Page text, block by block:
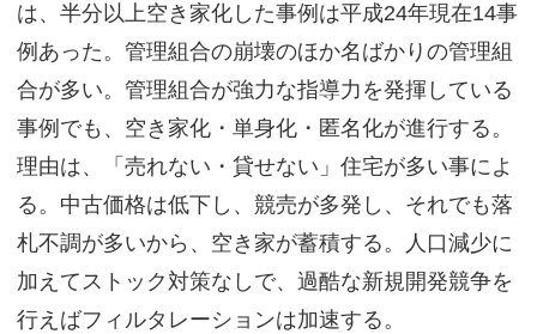
は、半分以上空き家化した事例は平成24年現在14事
例あった。管理組合の崩壊のほか名ばかりの管理組
合が多い。管理組合が強力な指導力を発揮している
事例でも、空き家化・単身化・匿名化が進行する。
理由は、「売れない・貸せない」住宅が多い事によ
る。中古価格は低下し、競売が多発し、それでも落
札不調が多いから、空き家が蓄積する。人口減少に
加えてストック対策なしで、過酷な新規開発競争を
行えばフィルタレーションは加速する。